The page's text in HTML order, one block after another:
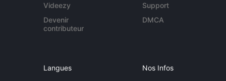
Videezy
Devenir
contributeur
Support
DMCA
Langues Nos Infos